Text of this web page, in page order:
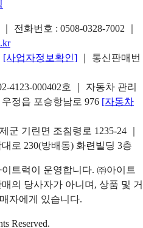
전화번호 : 0508-0328-7002
[사업자정보확인]
｜ 통신판매번
4123-000402호 ｜ 자동차 관리
정읍 포승항남로 976 [자동차
군 기린면 조침령로 1235-24 ｜
로 230(방배동) 화련빌딩 3층
트럭이 운영합니다. ㈜아이트
의 당사자가 아니며, 상품 및 거
자에게 있습니다.
Reserved.